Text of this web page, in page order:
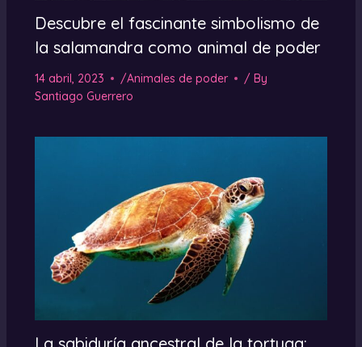
Descubre el fascinante simbolismo de
la salamandra como animal de poder
14 abril, 2023 /Animales de poder
/ By
Santiago Guerrero